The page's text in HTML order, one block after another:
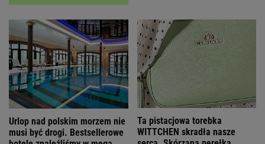
Urlop nad polskim morzem nie
musi być drogi. Bestsellerowe
Ta pistacjowa torebka
WITTCHEN skradła nasze